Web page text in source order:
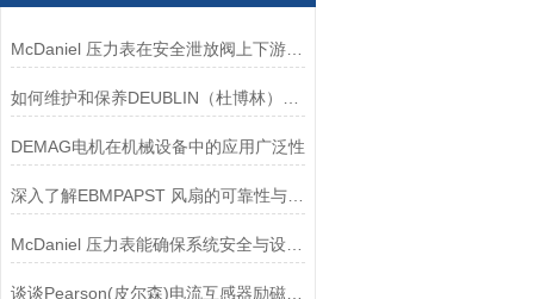
McDaniel 压力表在安全泄放阀上下游压力监测中的应用
DEMAG电机在机械设备中的应用广泛性
深入了解EBMPAPST 风扇的可靠性与耐用性
McDaniel 压力表能确保系统安全与设备寿命延长
谈谈Pearson(皮尔森)电流互感器励磁特性试验的目的